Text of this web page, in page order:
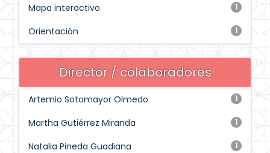
1
Mapa interactivo
1
Orientación
Director / colaboradores
1
Artemio Sotomayor Olmedo
1
Martha Gutiérrez Miranda
1
Natalia Pineda Guadiana